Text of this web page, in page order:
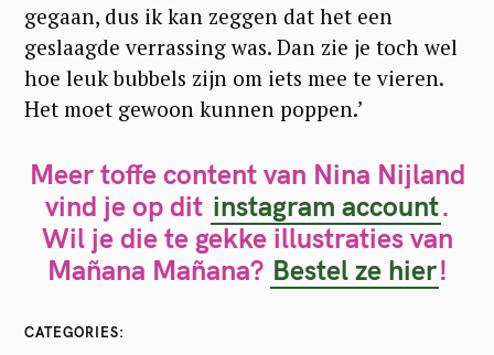
gegaan, dus ik kan zeggen dat het een
geslaagde verrassing was. Dan zie je toch wel
hoe leuk bubbels zijn om iets mee te vieren.
Het moet gewoon kunnen poppen.’
Meer toffe content van Nina Nijland
vind je op dit instagram account.
Wil je die te gekke illustraties van
Mañana Mañana? Bestel ze hier!
CATEGORIES